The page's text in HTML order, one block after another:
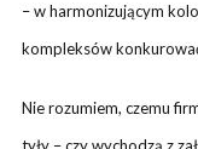
– w harmonizującym
kompleksów
Nie rozumiem, czemu